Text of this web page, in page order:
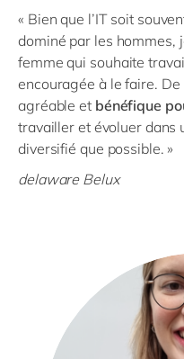
« Bien que l’IT soit
dominé par les hommes,
femme qui souhaite
encouragée à le faire.
agréable et bénéfique
travailler et évoluer dans
diversifié que possible. »
delaware Belux